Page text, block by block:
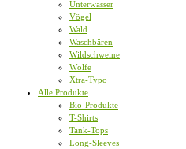
Unterwasser
Vögel
Wald
Waschbären
Wildschweine
Wölfe
Xtra-Typo
Alle Produkte
Bio-Produkte
T-Shirts
Tank-Tops
Long-Sleeves